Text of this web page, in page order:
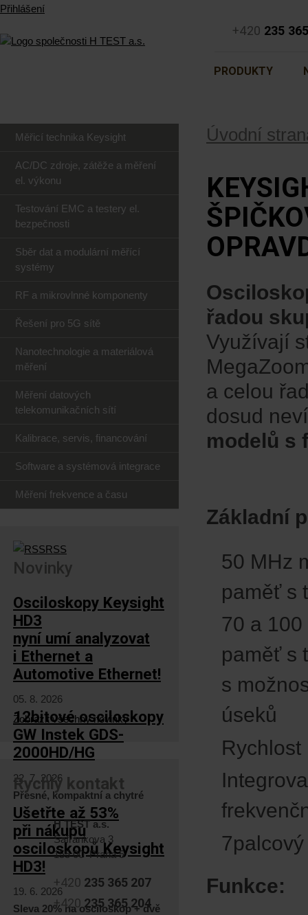
+420 235
PRODUKTY
Přihlášení
Úvodní
řadou
Využívají
a celou
dosud
modelů s
Základní
50 MHz
paměť s
70 a
paměť s
s
úseků
Funkce:
Měřicí technika Keysight
AC/DC zdroje, zátěže a měření
el. výkonu
Testování EMC a testery el.
bezpečnosti
Sběr dat a modulární měřící
systémy
RF a mikrovlnné komponenty
Řešení pro 5G sítě
Nanotechnologie a materiálová
měření
Měření datových
telekomunikačních sítí
Kalibrace, servis, financování
Software a systémová integrace
Měření frekvence a času
RSS
Novinky
Osciloskopy Keysight
HD3
nyní umí analyzovat
i Ethernet a
Automotive Ethernet!
05. 8. 2026
12bitové osciloskopy
GW Instek GDS-
2000HD/HG
22. 7. 2026
Přesné, kompaktní a chytré
Ušetřte až 53%
při nákupu
osciloskopů Keysight
HD3!
19. 6. 2026
Sleva 20% na osciloskop + dvě
Zobrazit všechny novinky
Rychlý kontakt
H TEST a.s.
Šafránkova 3
155 00 Praha 5
+420 235 365 207
+420 235 365 204